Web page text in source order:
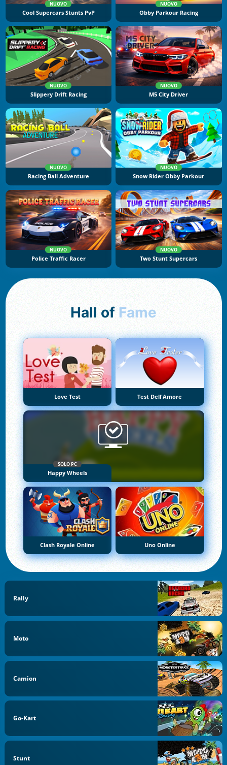
NUOVO
Cool Supercars Stunts PvP
NUOVO
Obby Parkour Racing
NUOVO
Slippery Drift Racing
NUOVO
M5 City Driver
NUOVO
Racing Ball Adventure
NUOVO
Snow Rider Obby Parkour
NUOVO
Police Traffic Racer
NUOVO
Two Stunt Supercars
Hall of Fame
Love Test Test Dell'Amore
SOLO PC
Happy Wheels
Clash Royale Online Uno Online
Rally
Moto
Camion
Go-Kart
Stunt